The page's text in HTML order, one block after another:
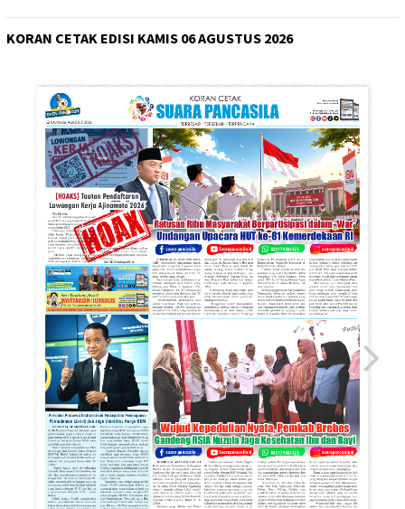
KORAN CETAK EDISI KAMIS 06 AGUSTUS 2026